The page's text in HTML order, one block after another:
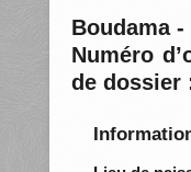
Boudama -
Numéro
de dossier